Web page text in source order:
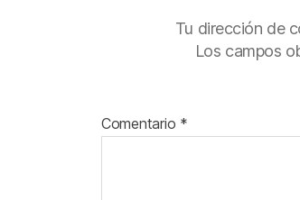
Tu dirección de
Los campos
Comentario *